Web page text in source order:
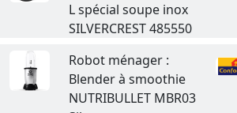
L spécial soupe inox
SILVERCREST 485550
Robot ménager :
Blender à smoothie
NUTRIBULLET MBR03